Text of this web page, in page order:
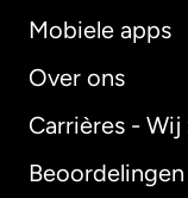
Mobiele apps
Over ons
Carrières -
Beoordelingen